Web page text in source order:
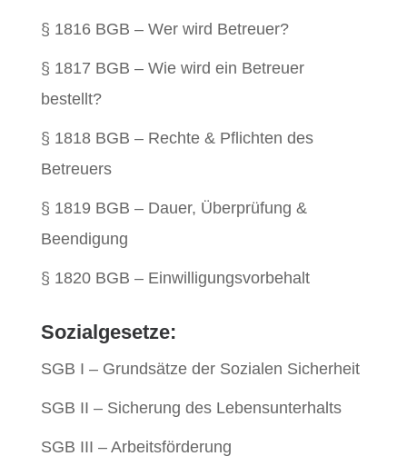
§ 1816 BGB – Wer wird Betreuer?
§ 1817 BGB – Wie wird ein Betreuer
bestellt?
§ 1818 BGB – Rechte & Pflichten des
Betreuers
§ 1819 BGB – Dauer, Überprüfung &
Beendigung
§ 1820 BGB – Einwilligungsvorbehalt
Sozialgesetze:
SGB I – Grundsätze der Sozialen Sicherheit
SGB II – Sicherung des Lebensunterhalts
SGB III – Arbeitsförderung